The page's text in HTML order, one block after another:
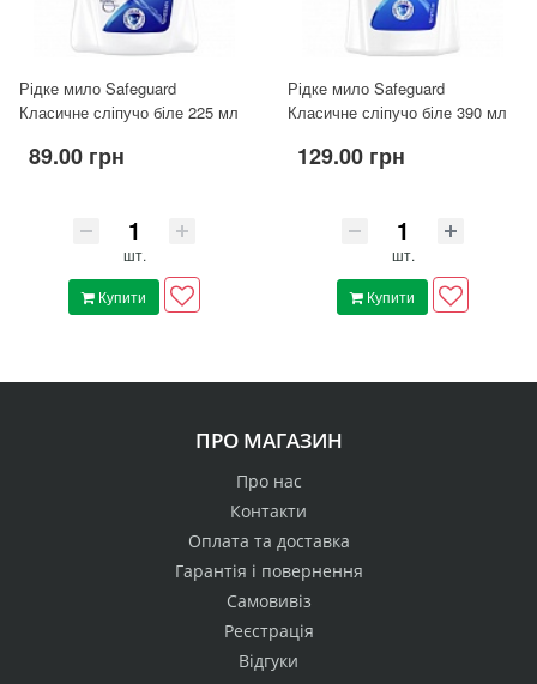
Рідке мило Safeguard
Класичне сліпучо біле 225 мл
89.00 грн
шт.
Купити
Рідке мило Safeguard
Класичне сліпучо біле 390 мл
129.00 грн
шт.
Купити
ПРО МАГАЗИН
Про нас
Контакти
Оплата та доставка
Гарантія і повернення
Самовивіз
Реєстрація
Відгуки